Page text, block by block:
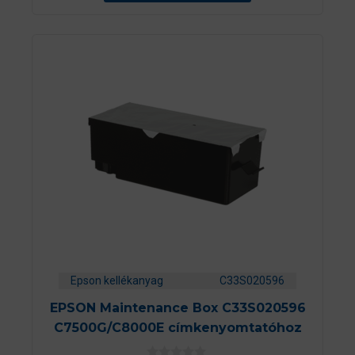
ő
Epson kellékanyag C33S020596
EPSON Maintenance Box C33S020596
C7500G/C8000E címkenyomtatóhoz